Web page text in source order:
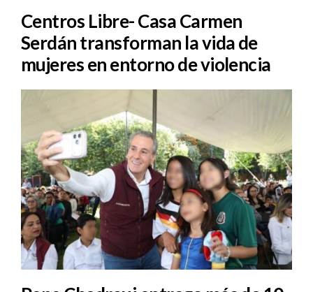
Centros Libre- Casa Carmen
Serdán transforman la vida de
mujeres en entorno de violencia